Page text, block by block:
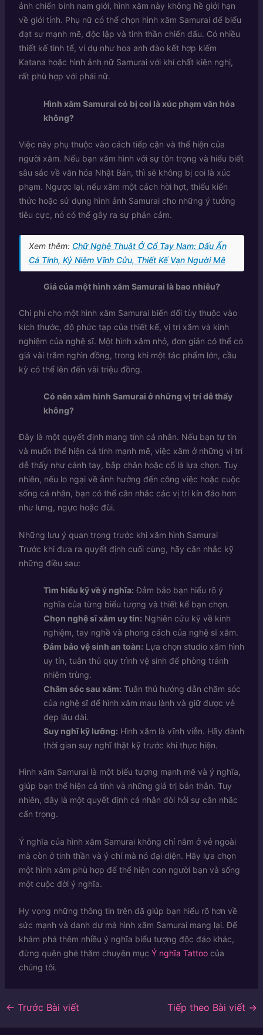
ảnh chiến binh nam giới, hình xăm này không hề giới hạn
về giới tính. Phụ nữ có thể chọn hình xăm Samurai để biểu
đạt sự mạnh mẽ, độc lập và tinh thần chiến đấu. Có nhiều
thiết kế tinh tế, ví dụ như hoa anh đào kết hợp kiếm
Katana hoặc hình ảnh nữ Samurai với khí chất kiên nghị,
rất phù hợp với phái nữ.
Hình xăm Samurai có bị coi là xúc phạm văn hóa
không?
Việc này phụ thuộc vào cách tiếp cận và thể hiện của
người xăm. Nếu bạn xăm hình với sự tôn trọng và hiểu biết
sâu sắc về văn hóa Nhật Bản, thì sẽ không bị coi là xúc
phạm. Ngược lại, nếu xăm một cách hời hợt, thiếu kiến
thức hoặc sử dụng hình ảnh Samurai cho những ý tưởng
tiêu cực, nó có thể gây ra sự phản cảm.
Xem thêm: Chữ Nghệ Thuật Ở Cổ Tay Nam: Dấu Ấn
Cá Tính, Kỷ Niệm Vĩnh Cửu, Thiết Kế Vạn Người Mê
Giá của một hình xăm Samurai là bao nhiêu?
Chi phí cho một hình xăm Samurai biến đổi tùy thuộc vào
kích thước, độ phức tạp của thiết kế, vị trí xăm và kinh
nghiệm của nghệ sĩ. Một hình xăm nhỏ, đơn giản có thể có
giá vài trăm nghìn đồng, trong khi một tác phẩm lớn, cầu
kỳ có thể lên đến vài triệu đồng.
Có nên xăm hình Samurai ở những vị trí dễ thấy
không?
Đây là một quyết định mang tính cá nhân. Nếu bạn tự tin
và muốn thể hiện cá tính mạnh mẽ, việc xăm ở những vị trí
dễ thấy như cánh tay, bắp chân hoặc cổ là lựa chọn. Tuy
nhiên, nếu lo ngại về ảnh hưởng đến công việc hoặc cuộc
sống cá nhân, bạn có thể cân nhắc các vị trí kín đáo hơn
như lưng, ngực hoặc đùi.
Những lưu ý quan trọng trước khi xăm hình Samurai
Trước khi đưa ra quyết định cuối cùng, hãy cân nhắc kỹ
những điều sau:
Tìm hiểu kỹ về ý nghĩa: Đảm bảo bạn hiểu rõ ý
nghĩa của từng biểu tượng và thiết kế bạn chọn.
Chọn nghệ sĩ xăm uy tín: Nghiên cứu kỹ về kinh
nghiệm, tay nghề và phong cách của nghệ sĩ xăm.
Đảm bảo vệ sinh an toàn: Lựa chọn studio xăm hình
uy tín, tuân thủ quy trình vệ sinh để phòng tránh
nhiễm trùng.
Chăm sóc sau xăm: Tuân thủ hướng dẫn chăm sóc
của nghệ sĩ để hình xăm mau lành và giữ được vẻ
đẹp lâu dài.
Suy nghĩ kỹ lưỡng: Hình xăm là vĩnh viễn. Hãy dành
thời gian suy nghĩ thật kỹ trước khi thực hiện.
Hình xăm Samurai là một biểu tượng mạnh mẽ và ý nghĩa,
giúp bạn thể hiện cá tính và những giá trị bản thân. Tuy
nhiên, đây là một quyết định cá nhân đòi hỏi sự cân nhắc
cẩn trọng.
Ý nghĩa của hình xăm Samurai không chỉ nằm ở vẻ ngoài
mà còn ở tinh thần và ý chí mà nó đại diện. Hãy lựa chọn
một hình xăm phù hợp để thể hiện con người bạn và sống
một cuộc đời ý nghĩa.
Hy vọng những thông tin trên đã giúp bạn hiểu rõ hơn về
sức mạnh và danh dự mà hình xăm Samurai mang lại. Để
khám phá thêm nhiều ý nghĩa biểu tượng độc đáo khác,
đừng quên ghé thăm chuyên mục Ý nghĩa Tattoocủa
chúng tôi.
← Trước Bài viết Tiếp theo Bài viết →